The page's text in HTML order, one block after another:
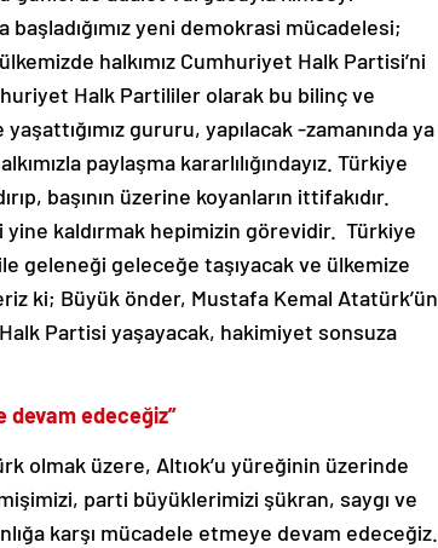
yeni demokrasi mücadelesi;
halkımız Cumhuriyet Halk Partisi’ni
Halk Partililer olarak bu bilinç ve
gururu, yapılacak -zamanında ya
paylaşma kararlılığındayız. Türkiye
başının üzerine koyanların ittifakıdır.
kaldırmak hepimizin görevidir. Türkiye
geleneği geleceğe taşıyacak ve ülkemize
ki; Büyük önder, Mustafa Kemal Atatürk’ün
Partisi yaşayacak, hakimiyet sonsuza
devam edeceğiz”
olmak üzere, Altıok’u yüreğinin üzerinde
parti büyüklerimizi şükran, saygı ve
karşı mücadele etmeye devam edeceğiz.